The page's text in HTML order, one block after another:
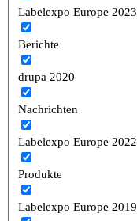
Labelexpo Europe 2023
Berichte
drupa 2020
Nachrichten
Labelexpo Europe 2022
Produkte
Labelexpo Europe 2019